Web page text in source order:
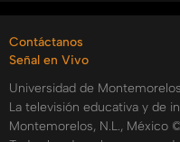
Categorías:
Tags:
yared garcia thais
inversiones al alcance
desde 100 pesos
Contáctanos
Señal en Vivo
Universidad de
La televisión educativa y de
Montemorelos, N.L., México